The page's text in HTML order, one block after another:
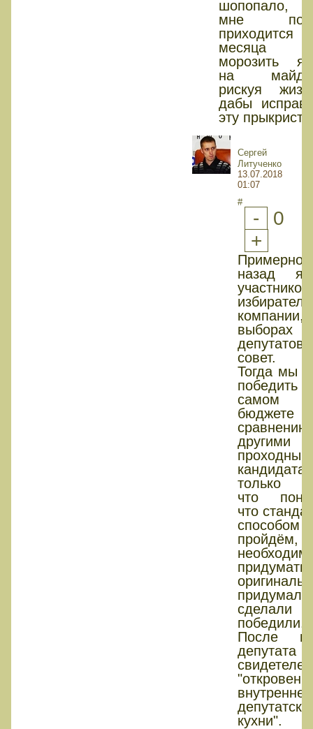
шопопало,
мне
месяца
морозить
на
рискуя
дабы
эту
Сергей
Литученко
13.07.2018
01:07
#
-
0
+
Примерно
назад
участником
выборах
депутатов
совет.
Тогда мы
самом
другими
только
что
что
пройдём,
придумать
придумали,
сделали
победили.
После
депутата
внутренней
кухни".